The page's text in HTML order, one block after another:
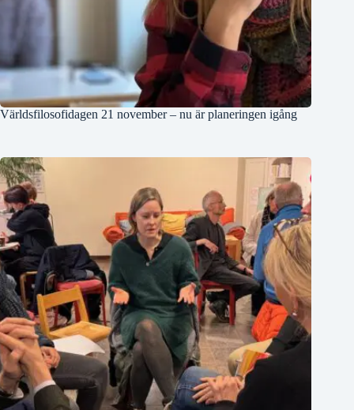
Världsfilosofidagen 21 november – nu är planeringen igång